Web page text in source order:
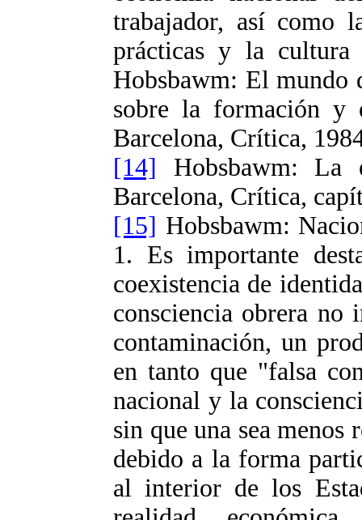
trabajador, así como
prácticas y la
Hobsbawm: El mundo
sobre la formación y
Barcelona, Crítica,
[14] Hobsbawm: La
Barcelona, Crítica,
[15] Hobsbawm:
1. Es importante
coexistencia de
consciencia obrera no
contaminación, un
en tanto que "falsa
nacional y la
sin que una sea
debido a la forma
al interior de los